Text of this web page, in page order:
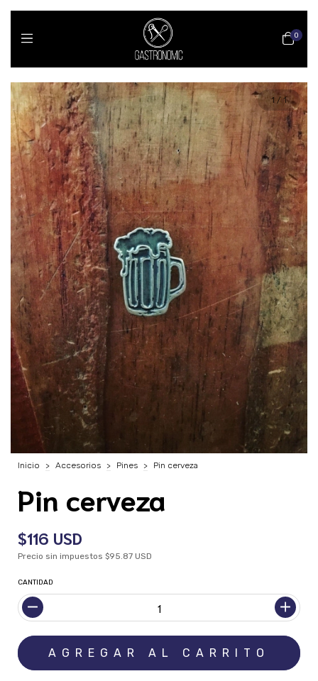
0
1 / 1
Inicio > Accesorios > Pines > Pin cerveza
Pin cerveza
$116 USD
Precio sin impuestos $95.87 USD
CANTIDAD